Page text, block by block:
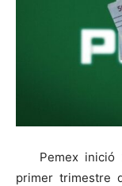
Pemex inició
primer trimestre